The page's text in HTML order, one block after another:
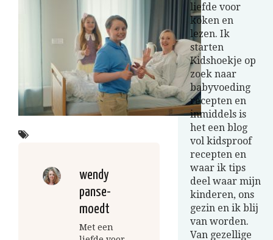
wendy
panse-
moedt
Met een
liefde voor
koken en
lezen. Ik
starten
Kidshoekje op
zoek naar
babyvoeding
recepten en
inmiddels is
het een blog
vol kidsproof
recepten en
waar ik tips
deel waar mijn
kinderen, ons
gezin en ik blij
van worden.
Van gezellige